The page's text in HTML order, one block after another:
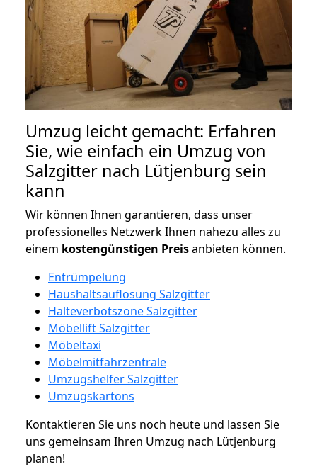
Umzug leicht gemacht: Erfahren
Sie, wie einfach ein Umzug von
Salzgitter nach Lütjenburg sein
kann
Wir können Ihnen garantieren, dass unser
professionelles Netzwerk Ihnen nahezu alles zu
einem kostengünstigen Preisanbieten können.
Entrümpelung
Haushaltsauflösung Salzgitter
Halteverbotszone Salzgitter
Möbellift Salzgitter
Möbeltaxi
Möbelmitfahrzentrale
Umzugshelfer Salzgitter
Umzugskartons
Kontaktieren Sie uns noch heute und lassen Sie
uns gemeinsam Ihren Umzug nach Lütjenburg
planen!